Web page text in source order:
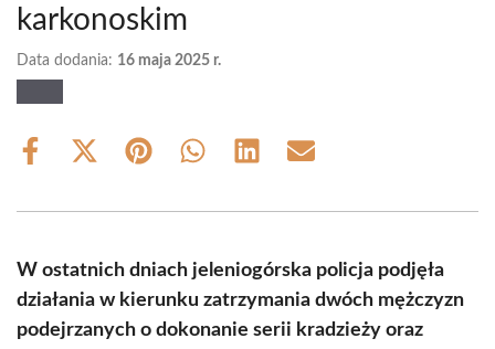
karkonoskim
Data dodania: 16 maja 2025 r.
Share
Share
(Twitter)
Share Share Share Share
W ostatnich dniach jeleniogórska policja podjęła
działania w kierunku zatrzymania dwóch mężczyzn
podejrzanych o dokonanie serii kradzieży oraz